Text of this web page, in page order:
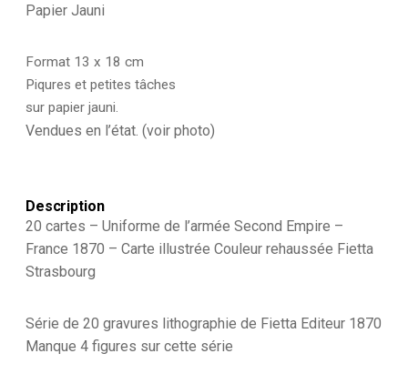
1870
Carte
illustrée
Lithographie
Papier Jauni
Format 13 x 18 cm
Piqures et petites tâches
sur papier jauni.
Vendues en l’état. (voir photo)
Description
20 cartes – Uniforme de l’armée Second Empire –
France 1870 – Carte illustrée Couleur rehaussée Fietta
Strasbourg
Série de 20 gravures lithographie de Fietta Editeur 1870
Manque 4 figures sur cette série